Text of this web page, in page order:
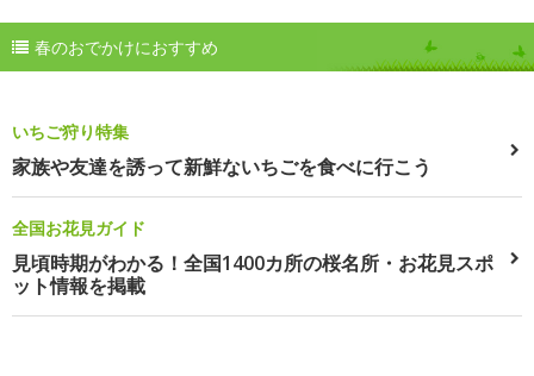
春のおでかけにおすすめ
いちご狩り特集
家族や友達を誘って新鮮ないちごを食べに行こう
全国お花見ガイド
見頃時期がわかる！全国1400カ所の桜名所・お花見スポ
ット情報を掲載